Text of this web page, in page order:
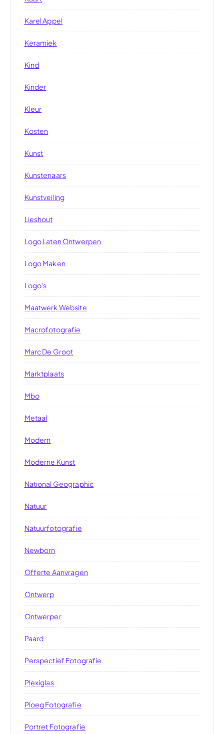
Karel Appel
Keramiek
Kind
Kinder
Kleur
Kosten
Kunst
Kunstenaars
Kunstveiling
Lieshout
Logo Laten Ontwerpen
Logo Maken
Logo's
Maatwerk Website
Macrofotografie
Marc De Groot
Marktplaats
Mbo
Metaal
Modern
Moderne Kunst
National Geographic
Natuur
Natuurfotografie
Newborn
Offerte Aanvragen
Ontwerp
Ontwerper
Paard
Perspectief Fotografie
Plexiglas
Ploeg Fotografie
Portret Fotografie